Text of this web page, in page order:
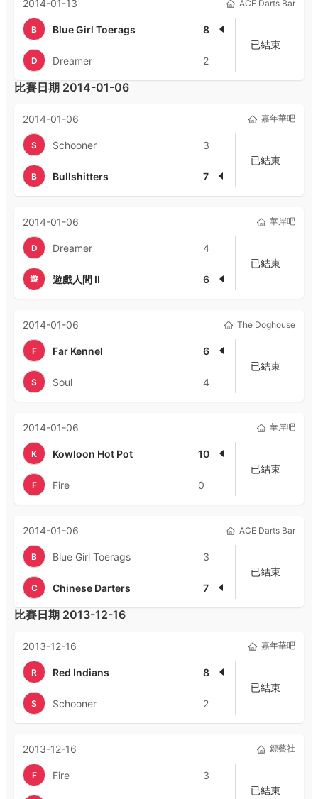
2014-01-13 ACE Darts Bar
B Blue Girl Toerags 8
D Dreamer 2
已結束
比賽日期 2014-01-06
2014-01-06 嘉年華吧
S Schooner 3
B Bullshitters 7
已結束
2014-01-06 華岸吧
D Dreamer 4
遊 遊戲人間 II 6
已結束
2014-01-06 The Doghouse
F Far Kennel 6
S Soul 4
已結束
2014-01-06 華岸吧
K Kowloon Hot Pot 10
F Fire 0
已結束
2014-01-06 ACE Darts Bar
B Blue Girl Toerags 3
C Chinese Darters 7
已結束
比賽日期 2013-12-16
2013-12-16 嘉年華吧
R Red Indians 8
S Schooner 2
已結束
2013-12-16 鏢藝社
F Fire 3
已結束